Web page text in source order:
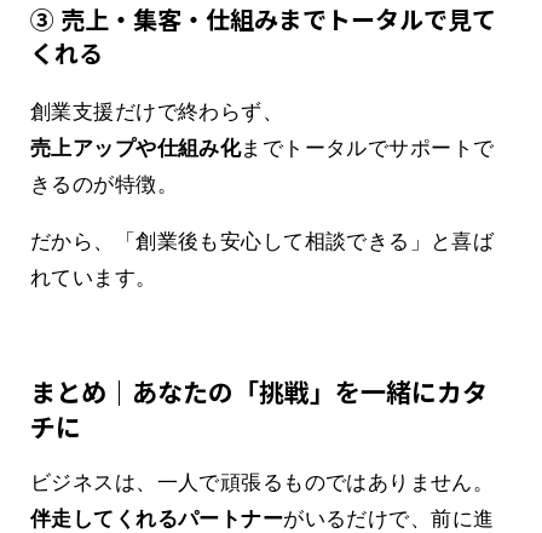
③ 売上・集客・仕組みまでトータルで見て
くれる
創業支援だけで終わらず、
売上アップや仕組み化までトータルでサポートで
きるのが特徴。
だから、「創業後も安心して相談できる」と喜ば
れています。
まとめ｜あなたの「挑戦」を一緒にカタ
チに
ビジネスは、一人で頑張るものではありません。
伴走してくれるパートナーがいるだけで、前に進